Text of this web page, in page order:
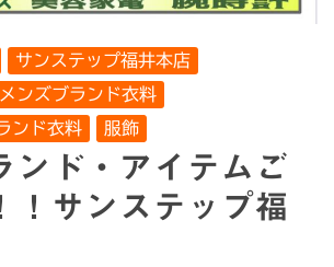
サンステップ福井本店
メンズブランド衣料
ンド衣料
服飾
ンド・アイテムご
！サンステップ福